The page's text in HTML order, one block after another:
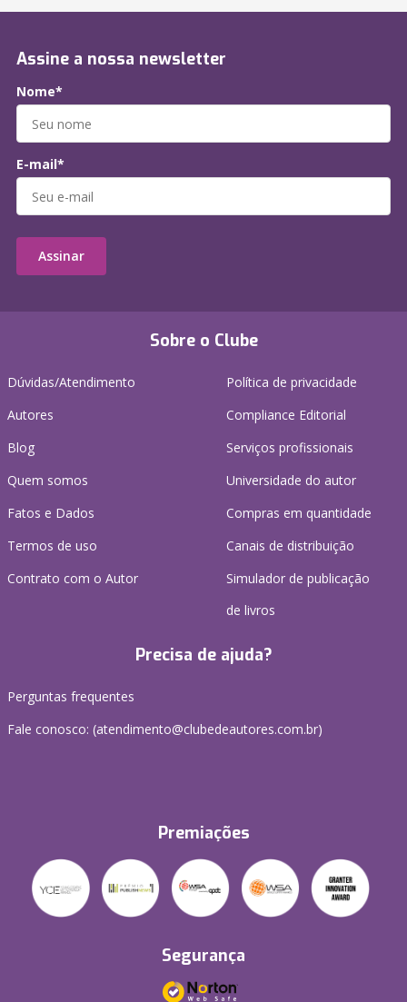
Sobre o Clube
Dúvidas/Atendimento
Autores
Blog
Quem somos
Fatos e Dados
Termos de uso
Contrato com o Autor
Política de privacidade
Compliance Editorial
Serviços profissionais
Universidade do autor
Compras em quantidade
Canais de distribuição
Simulador de publicação
de livros
Precisa de ajuda?
Perguntas frequentes
Fale conosco: (atendimento@clubedeautores.com.br)
Premiações
Segurança
Assine a nossa newsletter
Nome*
E-mail*
Assinar